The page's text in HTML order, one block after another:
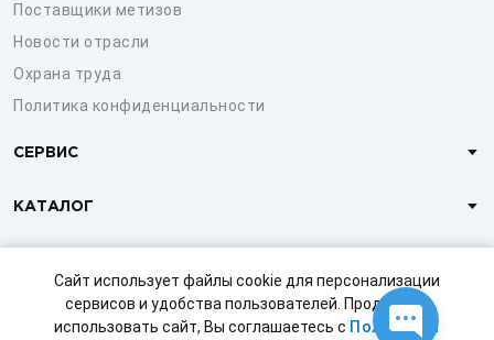
Сайт использует файлы cookie для персонализации
сервисов и удобства пользователей. Продолжая
использовать сайт, Вы соглашаетесь с Политикой
Поставщики метизов
Новости отрасли
Охрана труда
Политика конфиденциальности
СЕРВИС
КАТАЛОГ